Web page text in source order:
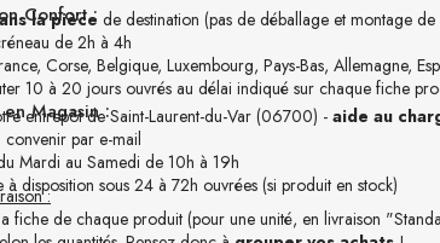
Confort :
la pièce de destination (pas de déballage et montage
de 2h à 4h
Corse, Belgique, Luxembourg, Pays-Bas, Allemagne,
10 à 20 jours ouvrés au délai indiqué sur chaque fiche
Magasin :
entrepôt de Saint-Laurent-du-Var (06700) - aide au
par e-mail
Mardi au Samedi de 10h à 19h
à disposition sous 24 à 72h ouvrées (si produit en stock)
:
fiche de chaque produit (pour une unité, en livraison